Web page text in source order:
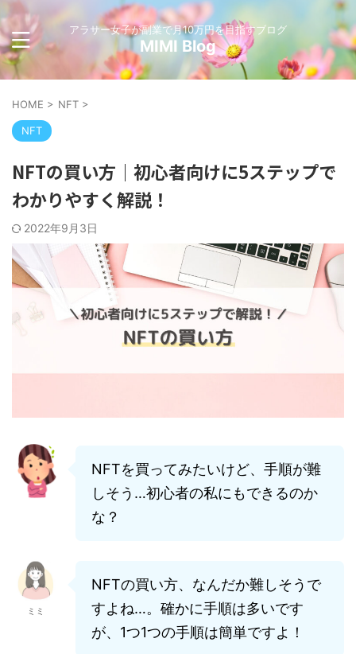
アラサー女子が副業で月10万円を目指すブログ
MIMI Blog
HOME > NFT >
NFT
NFTの買い方｜初心者向けに5ステップで
わかりやすく解説！
2022年9月3日
NFTを買ってみたいけど、手順が難
しそう…初心者の私にもできるのか
な？
ミミ
NFTの買い方、なんだか難しそうで
すよね…。確かに手順は多いです
が、1つ1つの手順は簡単ですよ！